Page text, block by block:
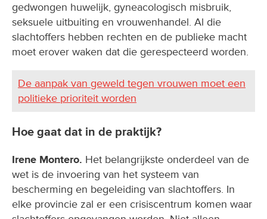
gedwongen huwelijk, gyneacologisch misbruik,
seksuele uitbuiting en vrouwenhandel. Al die
slachtoffers hebben rechten en de publieke macht
moet erover waken dat die gerespecteerd worden.
De aanpak van geweld tegen vrouwen moet een
politieke prioriteit worden
Hoe gaat dat in de praktijk?
Irene Montero. Het belangrijkste onderdeel van de
wet is de invoering van het systeem van
bescherming en begeleiding van slachtoffers. In
elke provincie zal er een crisiscentrum komen waar